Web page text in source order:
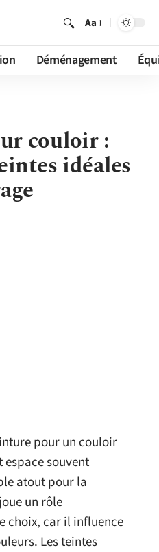
Aa
Déménagement
couloir :
idéales
pour un couloir
souvent
atout pour la
un rôle
choix, car il influence
Les teintes